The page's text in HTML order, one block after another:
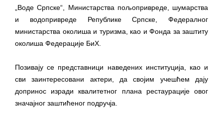
Ујић
„Воде Српске“, Министарства пољопривреде, шумарства
и водопривреде Републике Српске, Федералног
министарства околиша и туризма, као и Фонда за заштиту
околиша Федерације БиХ.
Позивају се представници наведених институција, као и
сви заинтересовани актери, да својим учешћем дају
допринос изради квалитетног плана рестаурације овог
значајног заштићеног подручја.